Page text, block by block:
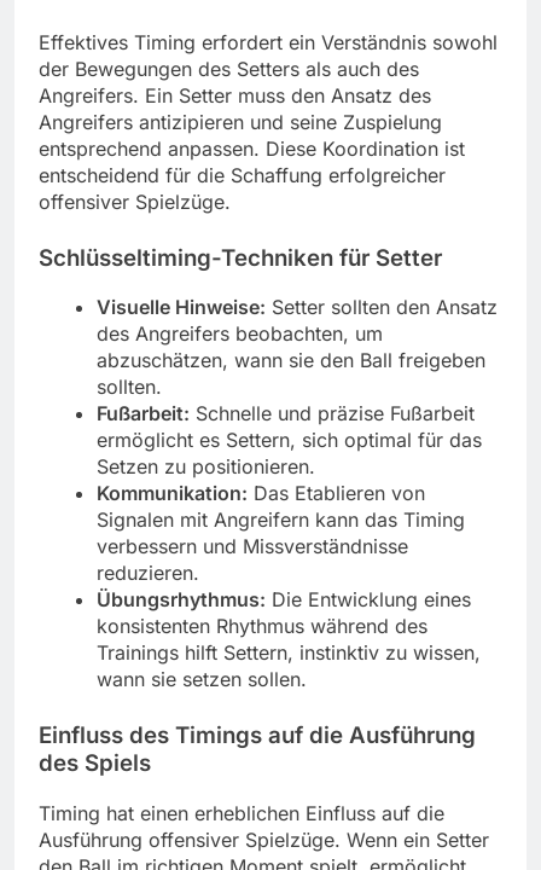
Effektives Timing erfordert ein Verständnis sowohl
der Bewegungen des Setters als auch des
Angreifers. Ein Setter muss den Ansatz des
Angreifers antizipieren und seine Zuspielung
entsprechend anpassen. Diese Koordination ist
entscheidend für die Schaffung erfolgreicher
offensiver Spielzüge.
Schlüsseltiming-Techniken für Setter
Visuelle Hinweise: Setter sollten den Ansatz
des Angreifers beobachten, um
abzuschätzen, wann sie den Ball freigeben
sollten.
Fußarbeit: Schnelle und präzise Fußarbeit
ermöglicht es Settern, sich optimal für das
Setzen zu positionieren.
Kommunikation: Das Etablieren von
Signalen mit Angreifern kann das Timing
verbessern und Missverständnisse
reduzieren.
Übungsrhythmus: Die Entwicklung eines
konsistenten Rhythmus während des
Trainings hilft Settern, instinktiv zu wissen,
wann sie setzen sollen.
Einfluss des Timings auf die Ausführung
des Spiels
Timing hat einen erheblichen Einfluss auf die
Ausführung offensiver Spielzüge. Wenn ein Setter